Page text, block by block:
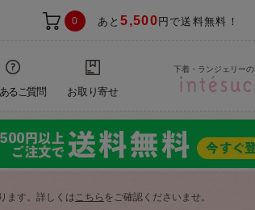
0 あと5,500 円で送料無料！
るご質問 お取り寄せ
下着・ランジェリー
ます。詳しくはこちら をご確認くださいませ。